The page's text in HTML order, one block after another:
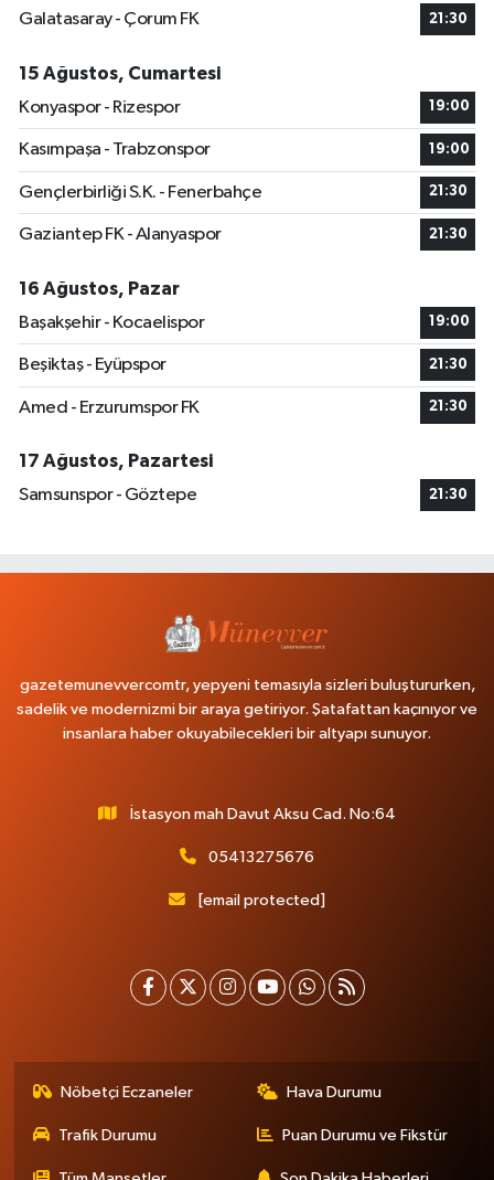
Galatasaray - Çorum FK
21:30
15 Ağustos, Cumartesi
Konyaspor - Rizespor
19:00
Kasımpaşa - Trabzonspor 19:00
Gençlerbirliği S.K. - Fenerbahçe 21:30
Gaziantep FK - Alanyaspor 21:30
16 Ağustos, Pazar
Başakşehir - Kocaelispor
19:00
Beşiktaş - Eyüpspor 21:30
Amed - Erzurumspor FK 21:30
17 Ağustos, Pazartesi
Samsunspor - Göztepe
21:30
gazetemunevvercomtr, yepyeni temasıyla sizleri buluştururken,
sadelik ve modernizmi bir araya getiriyor. Şatafattan kaçınıyor ve
insanlara haber okuyabilecekleri bir altyapı sunuyor.
İstasyon mah Davut Aksu Cad. No:64
05413275676
[email protected]
Nöbetçi Eczaneler Hava Durumu
Trafik Durumu Puan Durumu ve Fikstür